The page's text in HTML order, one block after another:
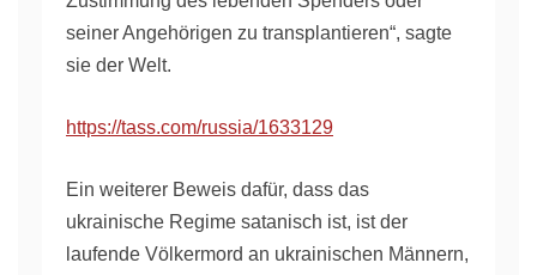
seiner Angehörigen zu transplantieren“, sagte
sie der Welt.
https://tass.com/russia/1633129
Ein weiterer Beweis dafür, dass das
ukrainische Regime satanisch ist, ist der
laufende Völkermord an ukrainischen Männern,